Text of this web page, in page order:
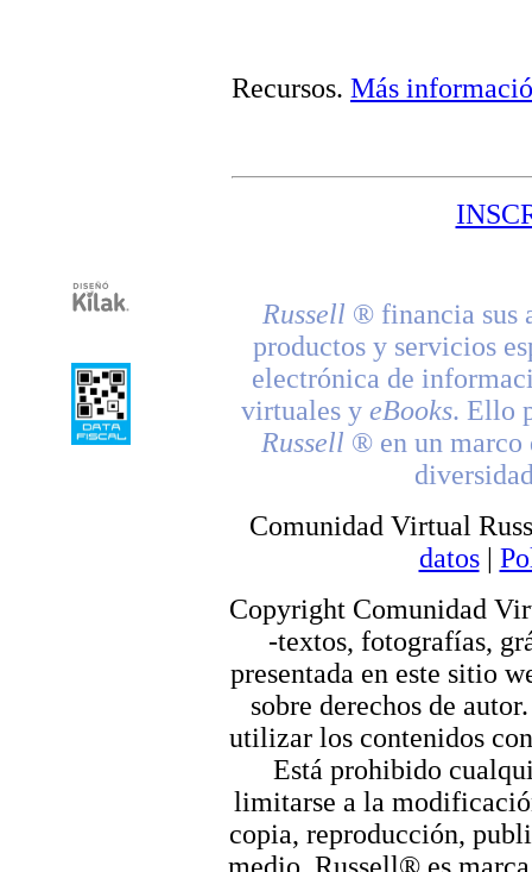
Recursos. Más
Russell ® financia sus
productos y servicios
electrónica de
virtuales y eBooks. Ello
Russell ® en un marco
Comunidad Virtual
datos|
Copyright Comunidad
-textos, fotografías,
presentada en este sitio
sobre derechos de
utilizar los contenidos
Está prohibido
limitarse a la
copia, reproducción,